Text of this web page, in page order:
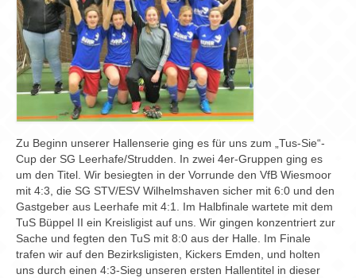
Chronik
Archiv
Zu Beginn unserer Hallenserie ging es für uns zum „Tus-Sie“-
Cup der SG Leerhafe/Strudden. In zwei 4er-Gruppen ging es
um den Titel. Wir besiegten in der Vorrunde den VfB Wiesmoor
mit 4:3, die SG STV/ESV Wilhelmshaven sicher mit 6:0 und den
Gastgeber aus Leerhafe mit 4:1. Im Halbfinale wartete mit dem
TuS Büppel II ein Kreisligist auf uns. Wir gingen konzentriert zur
Sache und fegten den TuS mit 8:0 aus der Halle. Im Finale
trafen wir auf den Bezirksligisten, Kickers Emden, und holten
uns durch einen 4:3-Sieg unseren ersten Hallentitel in dieser